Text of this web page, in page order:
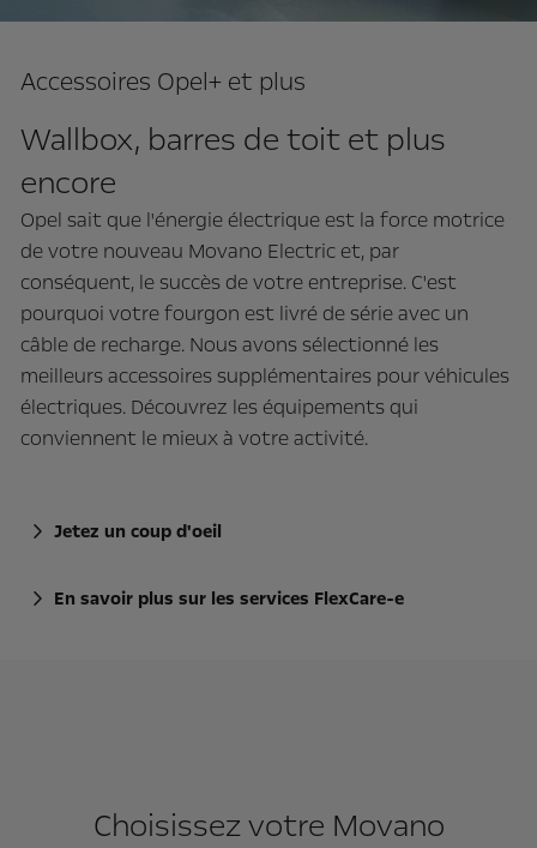
Accessoires Opel+ et plus
Wallbox, barres de toit et plus
encore
Opel sait que l'énergie électrique est la force motrice
de votre nouveau Movano Electric et, par
conséquent, le succès de votre entreprise. C'est
pourquoi votre fourgon est livré de série avec un
câble de recharge. Nous avons sélectionné les
meilleurs accessoires supplémentaires pour véhicules
électriques. Découvrez les équipements qui
conviennent le mieux à votre activité.
Jetez un coup d'oeil
En savoir plus sur les services FlexCare-e
Choisissez votre Movano